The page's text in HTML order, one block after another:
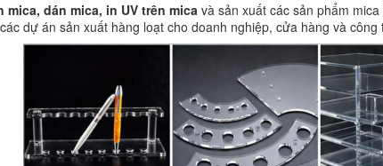
mica, dán mica, in UV trên mica và sản xuất các sản phẩm
dự án sản xuất hàng loạt cho doanh nghiệp, cửa hàng và công